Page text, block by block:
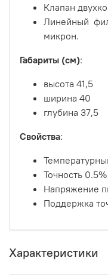
Клапан
Линейный
микрон.
Габариты (см):
высота 41,5
ширина 40
глубина 37,5
Свойства:
Точность 0.5%
Напряжение
Поддержка
Характеристики